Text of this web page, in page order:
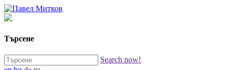
Търсене
Search now!